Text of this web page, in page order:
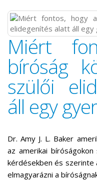
Miért
bíróság
szülői
áll egy
Dr. Amy J. L. Baker
az amerikai
kérdésekben és
elmagyarázni a